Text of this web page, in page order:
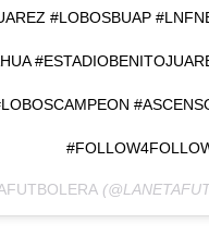
#LOBOSBUAP